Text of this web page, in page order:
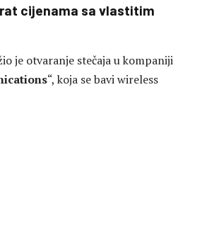
cijenama sa vlastitim
je otvaranje stečaja u kompaniji
“, koja se bavi wireless